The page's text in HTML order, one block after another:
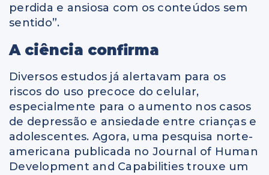
perdida e ansiosa com os conteúdos sem
sentido”.
A ciência confirma
Diversos estudos já alertavam para os
riscos do uso precoce do celular,
especialmente para o aumento nos casos
de depressão e ansiedade entre crianças e
adolescentes. Agora, uma pesquisa norte-
americana publicada no Journal of Human
Development and Capabilities trouxe um